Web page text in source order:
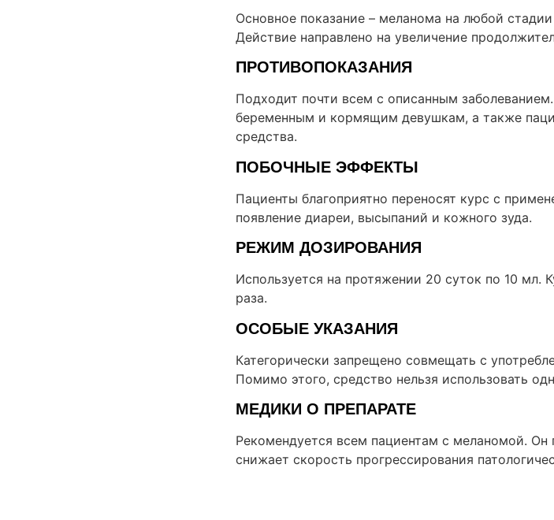
Основное показание – меланома на любой
Действие направлено на увеличение
ПРОТИВОПОКАЗАНИЯ
Подходит почти всем с описанным
беременным и кормящим девушкам, а также
средства.
ПОБОЧНЫЕ ЭФФЕКТЫ
Пациенты благоприятно переносят курс с
появление диареи, высыпаний и кожного зуда.
РЕЖИМ ДОЗИРОВАНИЯ
Используется на протяжении 20 суток по 10 мл.
раза.
ОСОБЫЕ УКАЗАНИЯ
Категорически запрещено совмещать с
Помимо этого, средство нельзя использовать
МЕДИКИ О ПРЕПАРАТЕ
Рекомендуется всем пациентам с меланомой. Он
снижает скорость прогрессирования